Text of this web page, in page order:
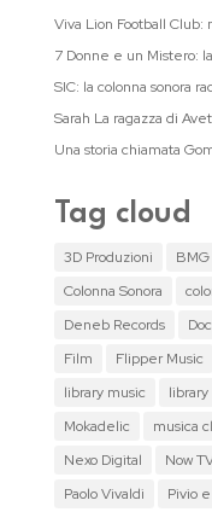
Viva Lion Football Club:
7 Donne e un Mistero:
SIC: la colonna sonora
Sarah La ragazza di
Una storia chiamata
Tag cloud
3D Produzioni
Colonna Sonora
Deneb Records
Film
Flipper Music
library music
Mokadelic
musica
Nexo Digital
Now
Paolo Vivaldi
Pivio